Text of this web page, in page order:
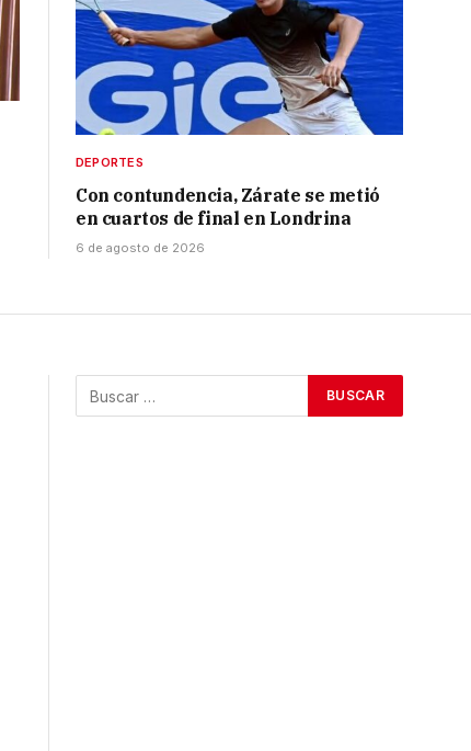
DEPORTES
Con contundencia, Zárate se metió
en cuartos de final en Londrina
6 de agosto de 2026